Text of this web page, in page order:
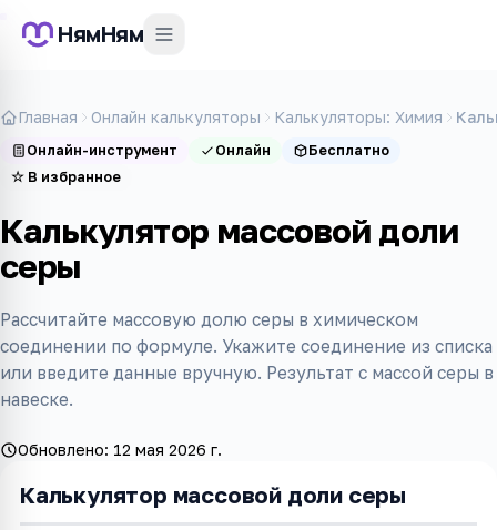
НямНям
Главная Онлайн калькуляторы Калькуляторы: Химия
Онлайн-инструмент Онлайн
Бесплатно
☆ В избранное
Калькулятор массовой доли
серы
Рассчитайте массовую долю серы в химическом
соединении по формуле. Укажите соединение из списка
или введите данные вручную. Результат с массой серы в
навеске.
Обновлено: 12 мая 2026 г.
Калькулятор массовой доли серы